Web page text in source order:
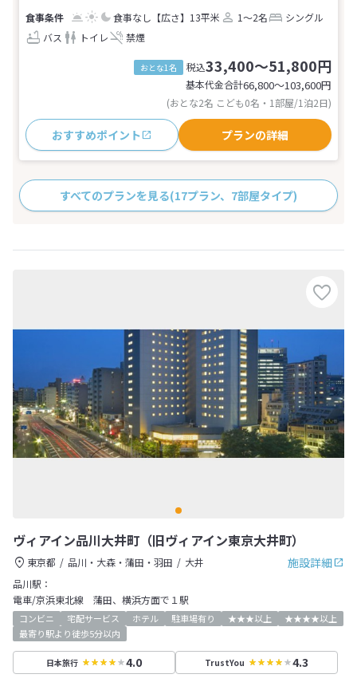
食事なし 【広さ】13平米 1～2名
シングル
バス
トイレ 禁煙
おとな1名 税込33,400～51,800円
基本代金合計66,800〜103,600円
(おとな2名 こども0名・1部屋/1泊2日)
おすすめポイント プランの詳細
すべてのプランを見る(17プラン、7部屋タイプ)
ヴィアイン品川大井町（旧ヴィアイン東京大井町）
施設詳細
東京都 品川・大森・蒲田・羽田
大井
品川駅：
電車/京浜東北線 蒲田、横浜方面で１駅
コンビニ 宅配サービス ホテル 駐車場有り ★★★以上
★★★★以上
最寄り駅より徒歩5分以内
日本旅行 4.0 TrustYou 4.3